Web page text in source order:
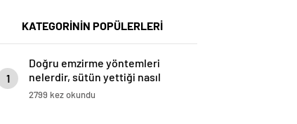
KATEGORİNİN POPÜLERLERİ
1
Doğru emzirme yöntemleri
nelerdir, sütün yettiği nasıl
anlaşılır?
2799 kez okundu